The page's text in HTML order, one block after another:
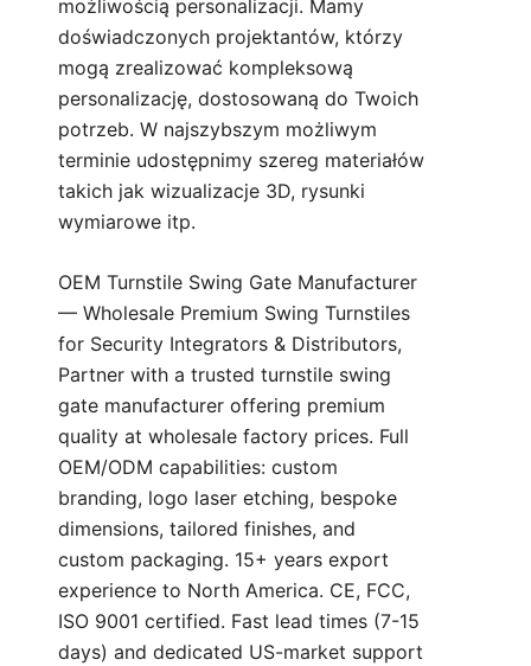
możliwością personalizacji. Mamy
doświadczonych projektantów, którzy
mogą zrealizować kompleksową
personalizację, dostosowaną do Twoich
potrzeb. W najszybszym możliwym
terminie udostępnimy szereg materiałów
takich jak wizualizacje 3D, rysunki
wymiarowe itp.
OEM Turnstile Swing Gate Manufacturer
— Wholesale Premium Swing Turnstiles
for Security Integrators & Distributors,
Partner with a trusted turnstile swing
gate manufacturer offering premium
quality at wholesale factory prices. Full
OEM/ODM capabilities: custom
branding, logo laser etching, bespoke
dimensions, tailored finishes, and
custom packaging. 15+ years export
experience to North America. CE, FCC,
ISO 9001 certified. Fast lead times (7-15
days) and dedicated US-market support